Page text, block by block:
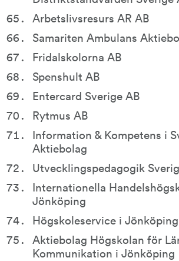
Arbetslivsresurs AR AB
Samariten Ambulans
Fridalskolorna AB
Spenshult AB
Entercard Sverige AB
Rytmus AB
Information & Kompetens i
Aktiebolag
Utvecklingspedagogik
Internationella
Jönköping
Högskoleservice i Jönköping
Aktiebolag Högskolan för
Kommunikation i Jönköping